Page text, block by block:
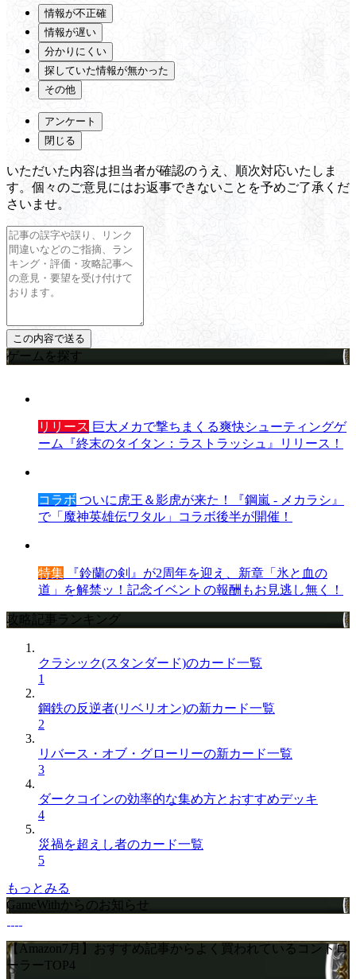
情報が不正確
情報が遅い
分かりにくい
探していた情報が無かった
その他
アンケート
閉じる
いただいた内容は担当者が確認のうえ、順次対応いたしま
す。個々のご意見にはお返事できないことを予めご了承くだ
さいませ。
ゲームを探す
リリース 巨大メカで撃ちまくる爽快シューティングゲ
ーム『終末のタイタン：ラストラッシュ』リリース！
コラボ ついに虎王＆影虎が来た！『鋼嵐 - メカラシ』
で「魔神英雄伝ワタル」コラボ後半が開催！
特集 『鈴蘭の剣』が2周年を迎え、新章「氷と血の
道」を解禁ッ！記念イベントの報酬もお見逃し無く！
攻略記事ランキング
クラシック(スタンダード)のカード一覧
1
鋼鉄の反逆者(リベリオン)の新カード一覧
2
リバース・オブ・グローリーの新カード一覧
3
ダークコインの効率的な集め方とおすすめデッキ
4
災禍を超えし者のカード一覧
5
もっとみる
GameWithからのお知らせ
【Amazon7月】おすすめ記事からよく買われているコントロ
ーラーTOP4